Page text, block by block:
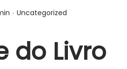
. Posted in
Uncategorized
do Livro